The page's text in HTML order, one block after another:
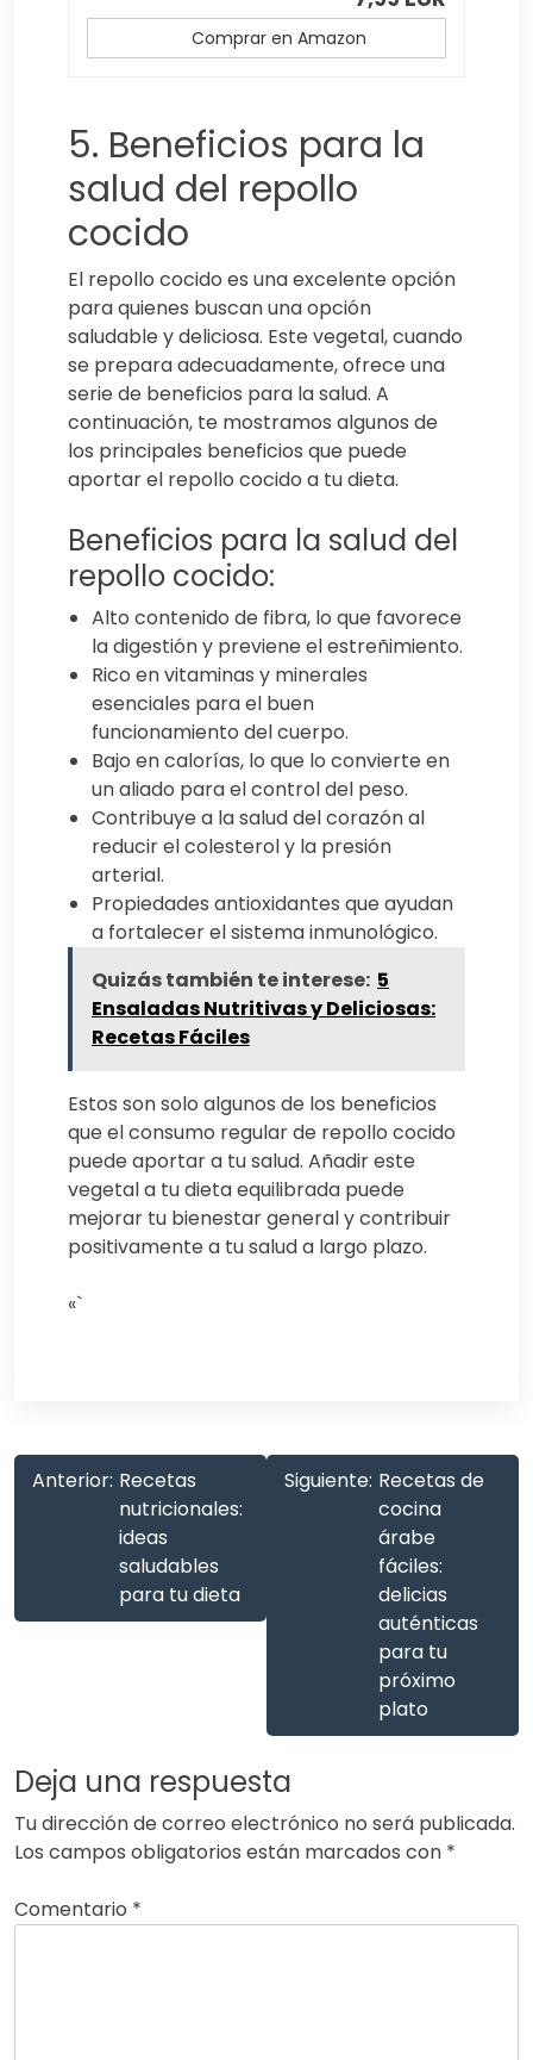
Comprar en Amazon
5. Beneficios para la
salud del repollo
cocido
El repollo cocido es una excelente opción
para quienes buscan una opción
saludable y deliciosa. Este vegetal, cuando
se prepara adecuadamente, ofrece una
serie de beneficios para la salud. A
continuación, te mostramos algunos de
los principales beneficios que puede
aportar el repollo cocido a tu dieta.
Beneficios para la salud del
repollo cocido:
Alto contenido de fibra, lo que favorece
la digestión y previene el estreñimiento.
Rico en vitaminas y minerales
esenciales para el buen
funcionamiento del cuerpo.
Bajo en calorías, lo que lo convierte en
un aliado para el control del peso.
Contribuye a la salud del corazón al
reducir el colesterol y la presión
arterial.
Propiedades antioxidantes que ayudan
a fortalecer el sistema inmunológico.
Quizás también te interese: 5
Ensaladas Nutritivas y Deliciosas:
Recetas Fáciles
Estos son solo algunos de los beneficios
que el consumo regular de repollo cocido
puede aportar a tu salud. Añadir este
vegetal a tu dieta equilibrada puede
mejorar tu bienestar general y contribuir
positivamente a tu salud a largo plazo.
«`
Anterior: Recetas
nutricionales:
ideas
saludables
para tu dieta
Siguiente: Recetas de
cocina
árabe
fáciles:
delicias
auténticas
para tu
próximo
plato
Deja una respuesta
Tu dirección de correo electrónico no será publicada.
Los campos obligatorios están marcados con *
Comentario *